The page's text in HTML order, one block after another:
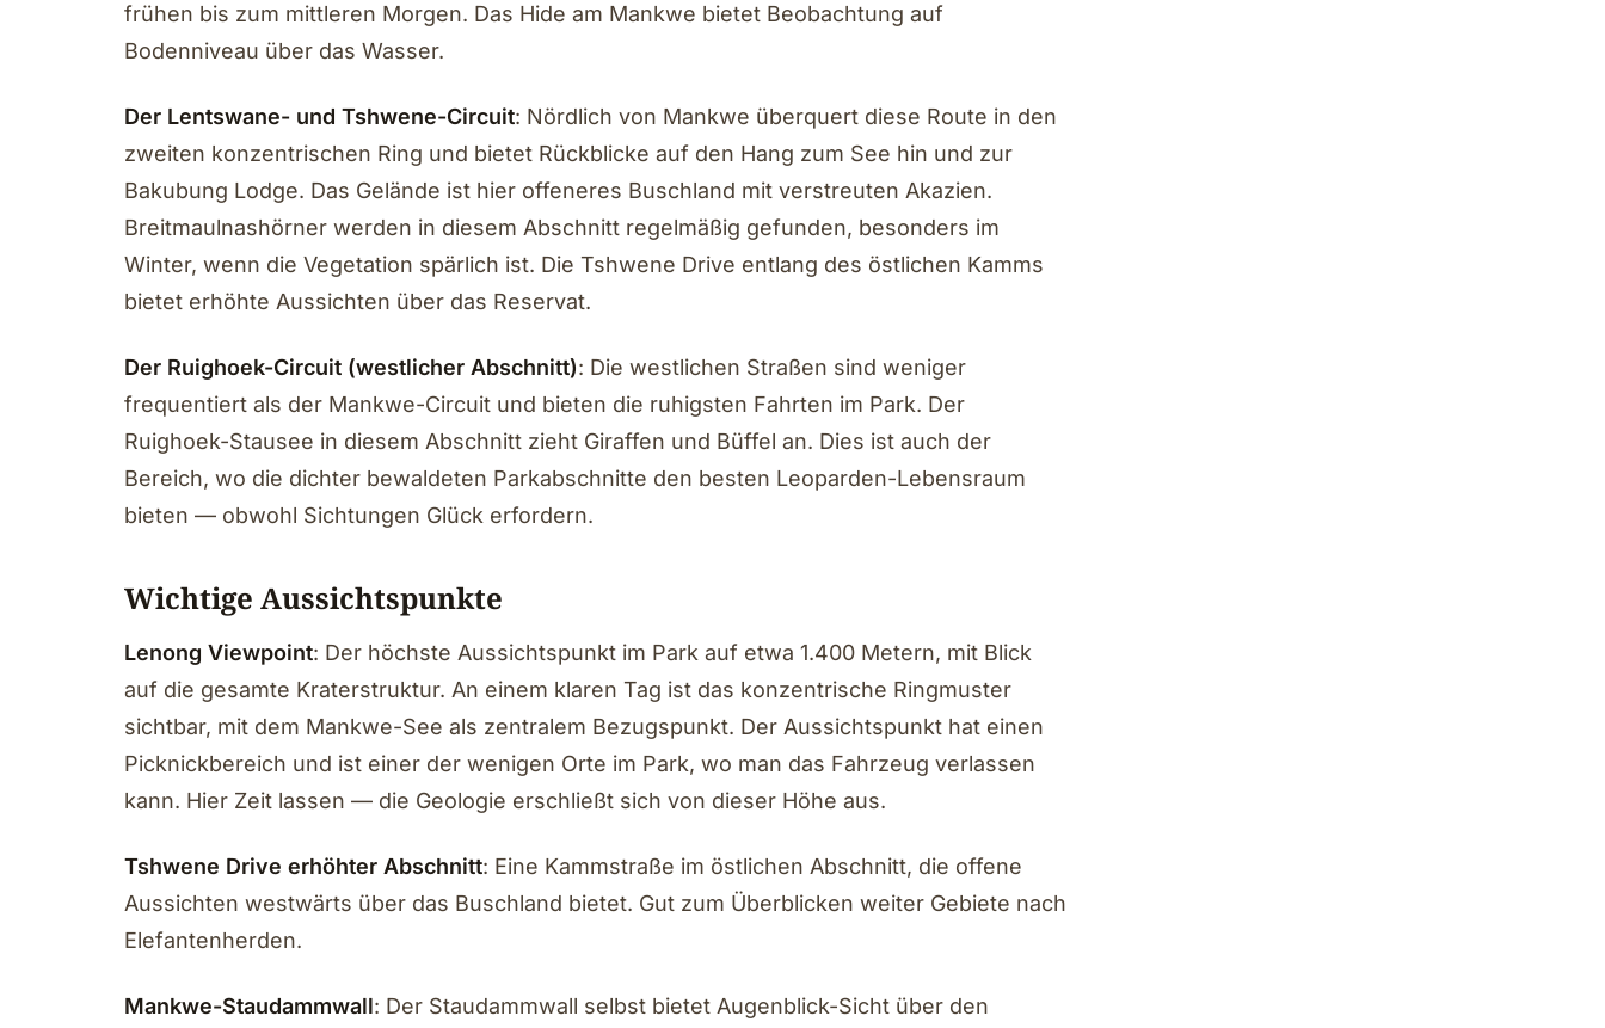
frühen bis zum mittleren Morgen. Das Hide am Mankwe bietet Beobachtung auf
Bodenniveau über das Wasser.
Der Lentswane- und Tshwene-Circuit: Nördlich von Mankwe überquert diese Route in den
zweiten konzentrischen Ring und bietet Rückblicke auf den Hang zum See hin und zur
Bakubung Lodge. Das Gelände ist hier offeneres Buschland mit verstreuten Akazien.
Breitmaulnashörner werden in diesem Abschnitt regelmäßig gefunden, besonders im
Winter, wenn die Vegetation spärlich ist. Die Tshwene Drive entlang des östlichen Kamms
bietet erhöhte Aussichten über das Reservat.
Der Ruighoek-Circuit (westlicher Abschnitt): Die westlichen Straßen sind weniger
frequentiert als der Mankwe-Circuit und bieten die ruhigsten Fahrten im Park. Der
Ruighoek-Stausee in diesem Abschnitt zieht Giraffen und Büffel an. Dies ist auch der
Bereich, wo die dichter bewaldeten Parkabschnitte den besten Leoparden-Lebensraum
bieten — obwohl Sichtungen Glück erfordern.
Wichtige Aussichtspunkte
Lenong Viewpoint: Der höchste Aussichtspunkt im Park auf etwa 1.400 Metern, mit Blick
auf die gesamte Kraterstruktur. An einem klaren Tag ist das konzentrische Ringmuster
sichtbar, mit dem Mankwe-See als zentralem Bezugspunkt. Der Aussichtspunkt hat einen
Picknickbereich und ist einer der wenigen Orte im Park, wo man das Fahrzeug verlassen
kann. Hier Zeit lassen — die Geologie erschließt sich von dieser Höhe aus.
Tshwene Drive erhöhter Abschnitt: Eine Kammstraße im östlichen Abschnitt, die offene
Aussichten westwärts über das Buschland bietet. Gut zum Überblicken weiter Gebiete nach
Elefantenherden.
Mankwe-Staudammwall: Der Staudammwall selbst bietet Augenblick-Sicht über den